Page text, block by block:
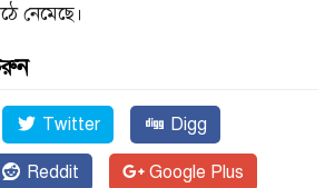
নেমেছে।
Twitter Digg
Reddit Google Plus